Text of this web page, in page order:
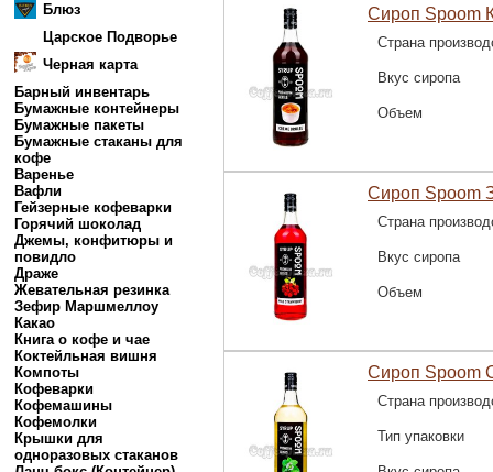
Блюз
Царское Подворье
Черная карта
Барный инвентарь
Бумажные контейнеры
Бумажные пакеты
Бумажные стаканы для
кофе
Варенье
Вафли
Гейзерные кофеварки
Горячий шоколад
Джемы, конфитюры и
повидло
Драже
Жевательная резинка
Зефир Маршмеллоу
Какао
Книга о кофе и чае
Коктейльная вишня
Компоты
Кофеварки
Кофемашины
Кофемолки
Крышки для
одноразовых стаканов
Сироп Spoom
Страна
Вкус сиропа
Объем
Сироп Spoom
Страна
Вкус сиропа
Объем
Сироп Spoom
Страна
Тип упаковки